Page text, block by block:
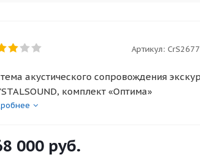
Артикул:
акустического сопровождения
комплект «Оптима»
000 руб.